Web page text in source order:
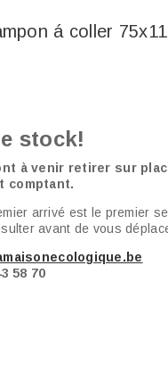
á coller
stock!
à venir retirer sur
comptant.
arrivé est le premier
avant de vous
58 70